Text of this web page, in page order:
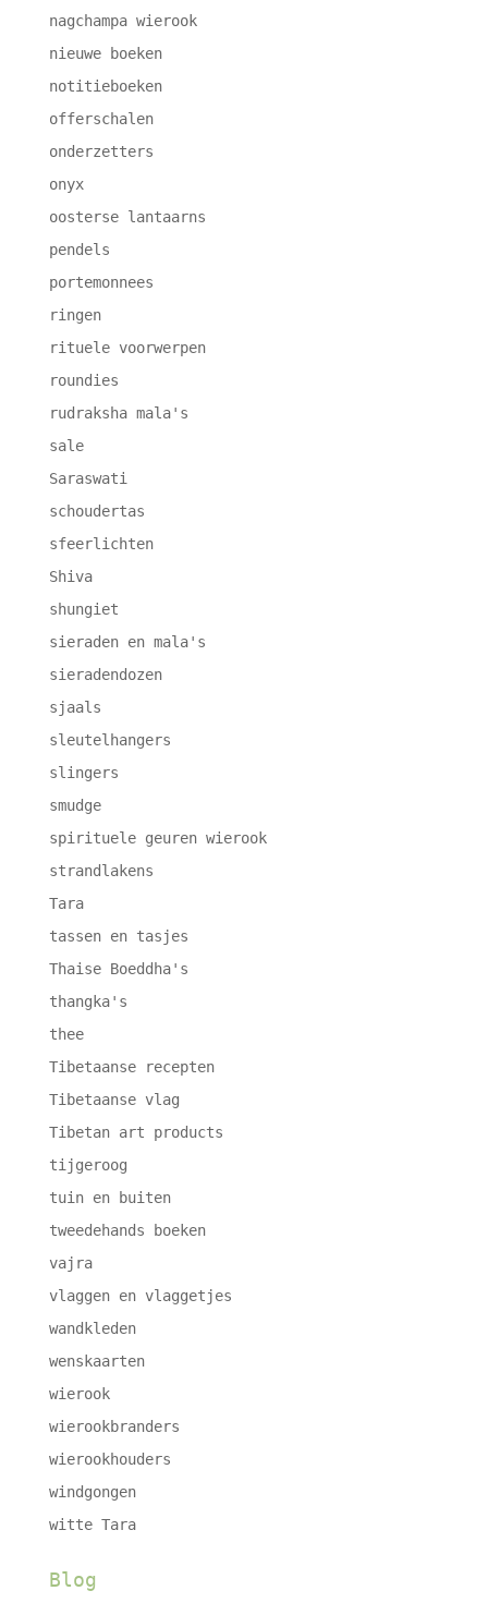
nagchampa wierook
nieuwe boeken
notitieboeken
offerschalen
onderzetters
onyx
oosterse lantaarns
pendels
portemonnees
ringen
rituele voorwerpen
roundies
rudraksha mala's
sale
Saraswati
schoudertas
sfeerlichten
Shiva
shungiet
sieraden en mala's
sieradendozen
sjaals
sleutelhangers
slingers
smudge
spirituele geuren wierook
strandlakens
Tara
tassen en tasjes
Thaise Boeddha's
thangka's
thee
Tibetaanse recepten
Tibetaanse vlag
Tibetan art products
tijgeroog
tuin en buiten
tweedehands boeken
vajra
vlaggen en vlaggetjes
wandkleden
wenskaarten
wierook
wierookbranders
wierookhouders
windgongen
witte Tara
Blog